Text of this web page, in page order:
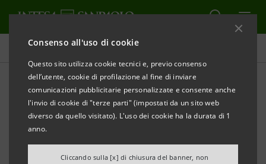
Consenso all'uso di cookie
Questo sito utilizza cookie tecnici e, previo consenso
dell’utente, cookie di profilazione al fine di inviare
comunicazioni pubblicitarie personalizzate e consente anche
l'invio di cookie di "terze parti" (impostati da un sito web
diverso da quello visitato). L'uso dei cookie ha la durata di 1
anno.
Cliccando sulla [x] di chiusura del banner, non
Ricerche Comportamentali
La fruizione della cultura
attraverso l’innovazione
digitale